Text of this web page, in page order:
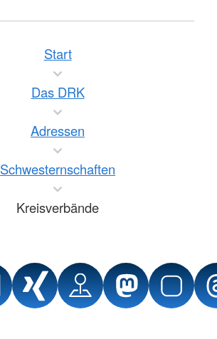
Start
Das DRK
Adressen
Schwesternschaften
Kreisverbände